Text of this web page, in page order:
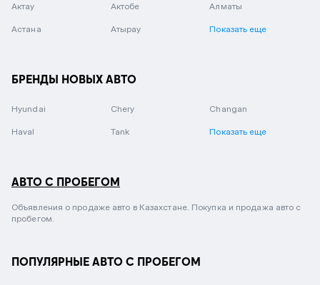
Актау Актобе Алматы
Астана Атырау Показать еще
БРЕНДЫ НОВЫХ АВТО
Hyundai Chery Changan
Haval Tank Показать еще
АВТО С ПРОБЕГОМ
Объявления о продаже авто в Казахстане. Покупка и продажа авто с
пробегом.
ПОПУЛЯРНЫЕ АВТО С ПРОБЕГОМ